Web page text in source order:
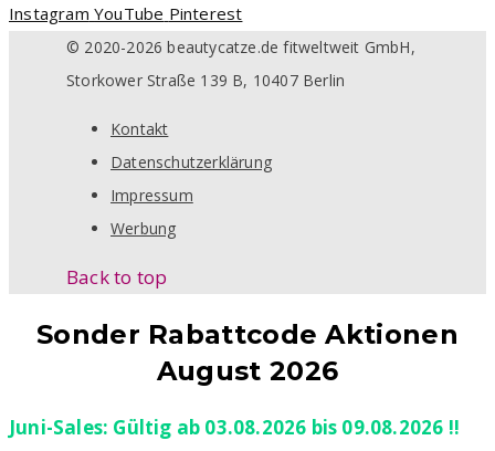
Instagram YouTube Pinterest
© 2020-2026 beautycatze.de fitweltweit GmbH,
Storkower Straße 139 B, 10407 Berlin
Kontakt
Datenschutzerklärung
Impressum
Werbung
Back to top
Sonder Rabattcode Aktionen
August 2026
Juni-Sales: Gültig ab 03.08.2026 bis 09.08.2026 !!